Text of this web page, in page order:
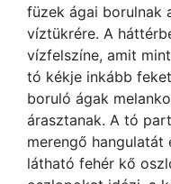
füzek ágai borulnak
víztükrére. A
vízfelszíne, amit
tó kékje inkább
boruló ágak
árasztanak. A tó
merengő
látható fehér kő